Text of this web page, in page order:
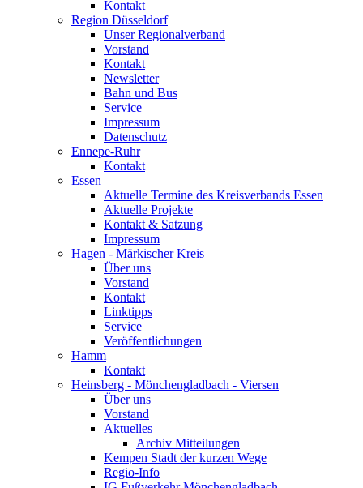
Kontakt
Region Düsseldorf
Unser Regionalverband
Vorstand
Kontakt
Newsletter
Bahn und Bus
Service
Impressum
Datenschutz
Ennepe-Ruhr
Kontakt
Essen
Aktuelle Termine des Kreisverbands Essen
Aktuelle Projekte
Kontakt & Satzung
Impressum
Hagen - Märkischer Kreis
Über uns
Vorstand
Kontakt
Linktipps
Service
Veröffentlichungen
Hamm
Kontakt
Heinsberg - Mönchengladbach - Viersen
Über uns
Vorstand
Aktuelles
Archiv Mitteilungen
Kempen Stadt der kurzen Wege
Regio-Info